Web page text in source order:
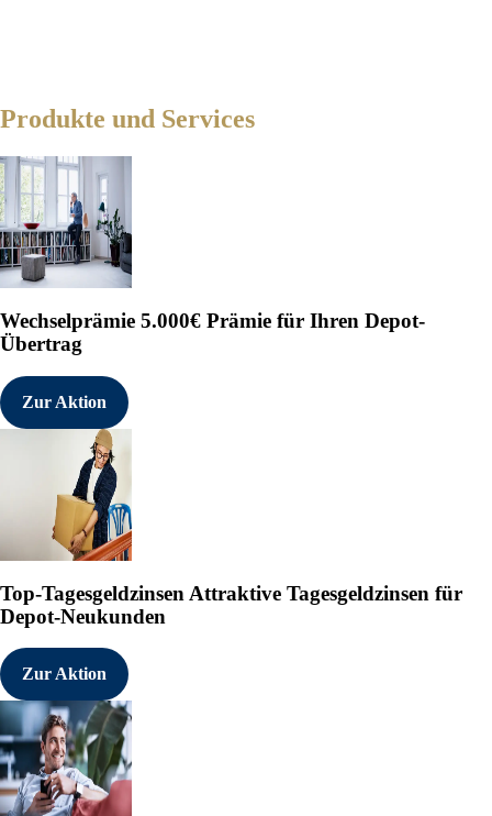
Produkte und Services
Wechselprämie 5.000€ Prämie für Ihren Depot-
Übertrag
Zur Aktion
Top-Tagesgeldzinsen Attraktive Tagesgeldzinsen für
Depot-Neukunden
Zur Aktion